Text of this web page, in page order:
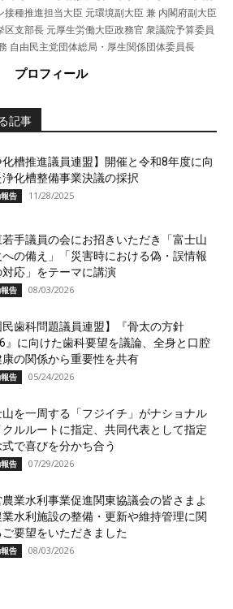
種推進担当大臣 元環境副大臣 兼 内閣府副大臣
区支部長 元厚生労働大臣政務官 衆議院予算委員
自由民主党団体総局・厚生関係団体委員長
プロフィール
記事
化槽推進議員連盟】開催と令和8年度に向
浄化槽整備事業決議の採択
告 11/28/2025
若手議員の会にお招きいただき「富士山
への備え」「災害時における偽・誤情報
対応」をテーマに講演
告 08/03/2026
民歯科問題議員連盟】『骨太の方針
』に向けた歯科要望を議論、全身と口腔
康の関係から重要性を共有
告 05/24/2026
山を一周する「フジイチ」がナショナル
クルルートに指定、共同代表として指定
で喜びを分かち合う
告 07/29/2026
農業水利事業促進関東協議会の皆さまよ
業水利施設の整備・更新や維持管理に関
要望をいただきました
告 08/03/2026